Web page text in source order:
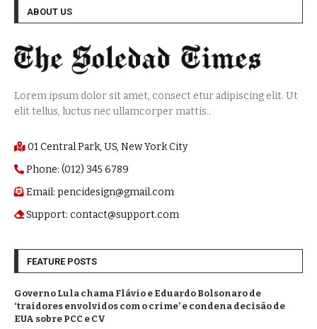
ABOUT US
Lorem ipsum dolor sit amet, consect etur adipiscing elit. Ut
elit tellus, luctus nec ullamcorper mattis..
01 Central Park, US, New York City
Phone: (012) 345 6789
Email: pencidesign@gmail.com
Support: contact@support.com
FEATURE POSTS
Governo Lula chama Flávio e Eduardo Bolsonaro de
‘traidores envolvidos com o crime’ e condena decisão de
EUA sobre PCC e CV